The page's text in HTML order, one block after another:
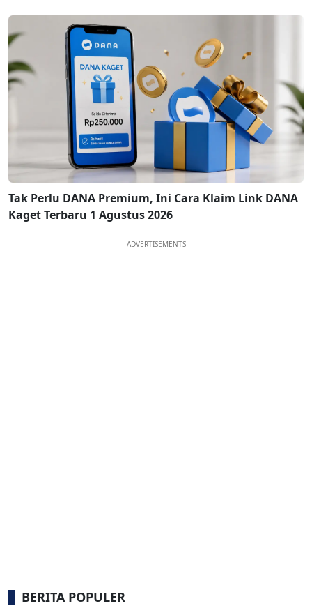
Tak Perlu DANA Premium, Ini Cara Klaim Link DANA
Kaget Terbaru 1 Agustus 2026
ADVERTISEMENTS
BERITA POPULER